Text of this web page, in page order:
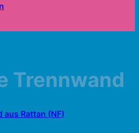
Trennwand